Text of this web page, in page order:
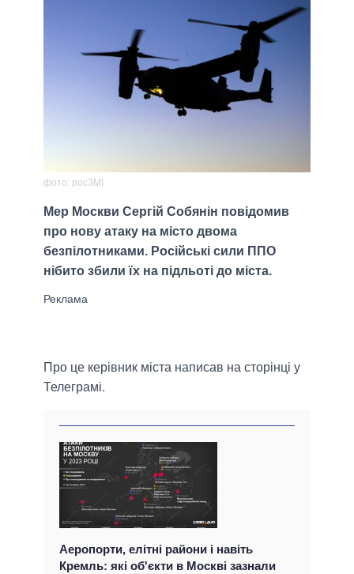
фото: росЗМІ
Мер Москви Сергій Собянін повідомив
про нову атаку на місто двома
безпілотниками. Російські сили ППО
нібито збили їх на підльоті до міста.
Про це керівник міста написав на сторінці у
Телеграмі.
Аеропорти, елітні райони і навіть
Кремль: які об'єкти в Москві зазнали